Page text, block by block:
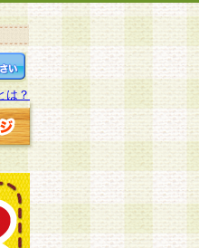
は？